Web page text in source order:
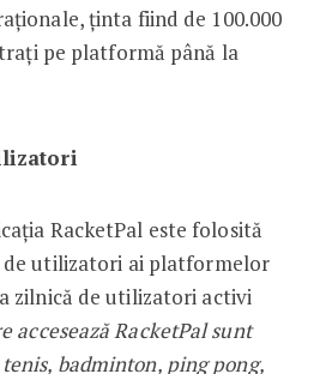
ținta fiind de 100.000
pe platformă până la
RacketPal este folosită
de utilizatori ai platformelor
zilnică de utilizatori activi
accesează RacketPal sunt
badminton, ping pong,